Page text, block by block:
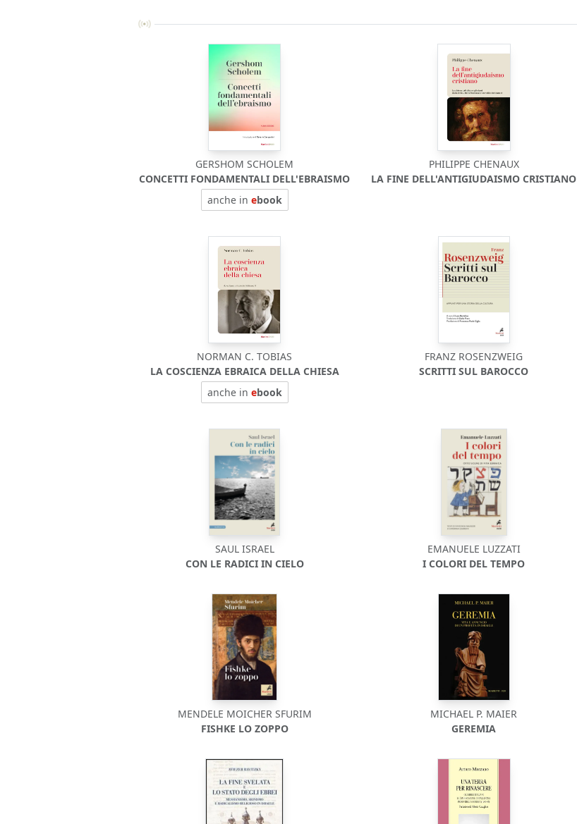
GERSHOM SCHOLEM
CONCETTI FONDAMENTALI DELL'EBRAISMO
anche in ebook
PHILIPPE CHENAUX
LA FINE DELL'ANTIGIUDAISMO CRISTIANO
NORMAN C. TOBIAS
LA COSCIENZA EBRAICA DELLA CHIESA
anche in ebook
FRANZ ROSENZWEIG
SCRITTI SUL BAROCCO
SAUL ISRAEL
CON LE RADICI IN CIELO
EMANUELE LUZZATI
I COLORI DEL TEMPO
MENDELE MOICHER SFURIM
FISHKE LO ZOPPO
MICHAEL P. MAIER
GEREMIA